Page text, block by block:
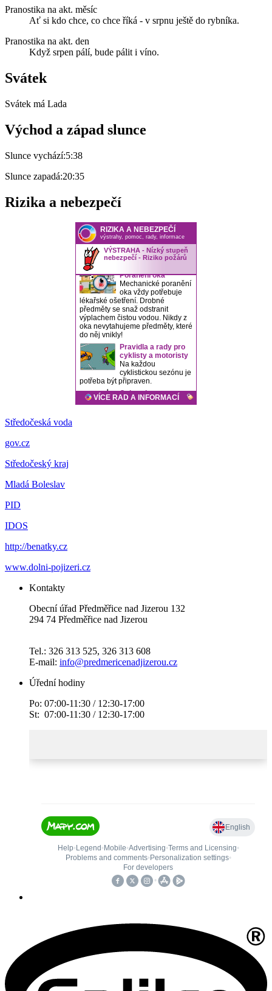
Pranostika na akt. měsíc
Ať si kdo chce, co chce říká - v srpnu ještě do rybníka.
Pranostika na akt. den
Když srpen pálí, bude pálit i víno.
Svátek
Svátek má Lada
Východ a západ slunce
Slunce vychází:5:38
Slunce zapadá:20:35
Rizika a nebezpečí
Středočeská voda
gov.cz
Středočeský kraj
Mladá Boleslav
PID
IDOS
http://benatky.cz
www.dolni-pojizeri.cz
Kontakty
Obecní úřad Předměřice nad Jizerou 132
294 74 Předměřice nad Jizerou
Tel.: 326 313 525, 326 313 608
E-mail: info@predmericenadjizerou.cz
Úřední hodiny
Po: 07:00-11:30 / 12:30-17:00
St: 07:00-11:30 / 12:30-17:00